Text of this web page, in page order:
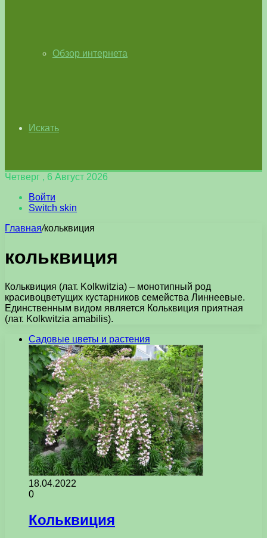
Обзор интернета
Искать
Четверг , 6 Август 2026
Войти
Switch skin
Главная/кольквиция
кольквиция
Кольквиция (лат. Kolkwitzia) – монотипный род
красивоцветущих кустарников семейства Линнеевые.
Единственным видом является Кольквиция приятная
(лат. Kolkwitzia amabilis).
Садовые цветы и растения
18.04.2022
0
Кольквиция